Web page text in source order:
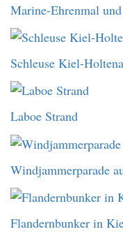
Marine-Ehrenmal
Schleuse Kiel-
Laboe Strand
Windjammerparade
Flandernbunker in